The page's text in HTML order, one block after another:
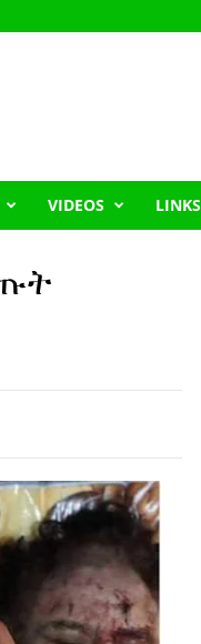
VIDEOS LINKS